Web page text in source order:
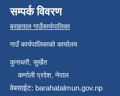
सम्पर्क विवरण
बराहताल गाउँकार्यपालिका
गाउँ कार्यपालिकाको कार्यालय
कुनाथरी, सुर्खेत
कर्णाली प्रदेश, नेपाल
वेबसाईट: barahatalmun.gov.np